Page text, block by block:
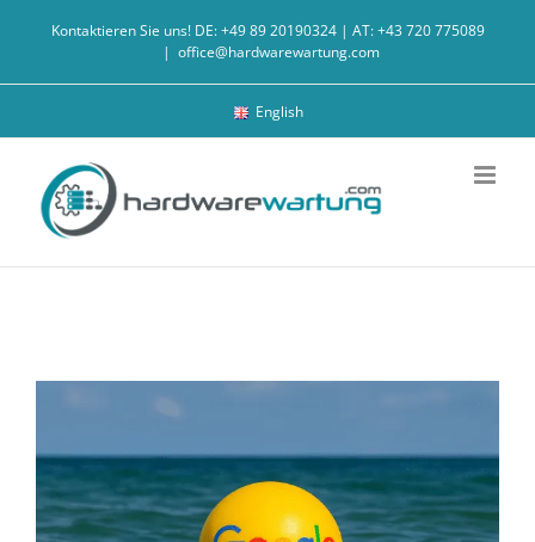
Kontaktieren Sie uns! DE: +49 89 20190324 | AT: +43 720 775089
| office@hardwarewartung.com
English